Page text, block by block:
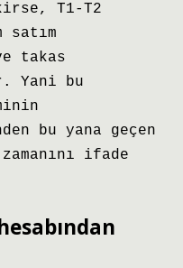
T1-T2
takas
Yani bu
bu yana geçen
ifade